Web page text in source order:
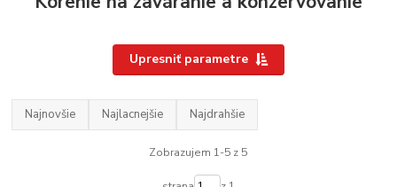
Upresniť parametre
Najnovšie Najlacnejšie Najdrahšie
Zobrazujem 1-5 z 5